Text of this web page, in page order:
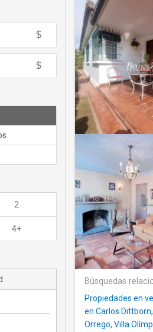
Búsquedas
Propiedades en
en Carlos
Orrego, Villa
2
4+